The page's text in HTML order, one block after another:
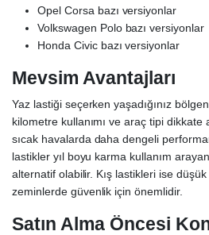
Opel Corsa bazı versiyonlar
Volkswagen Polo bazı versiyonlar
Honda Civic bazı versiyonlar
Mevsim Avantajları
Yaz lastiği seçerken yaşadığınız
kilometre kullanımı ve araç tipi dikkate
sıcak havalarda daha dengeli
lastikler yıl boyu karma kullanım
alternatif olabilir. Kış lastikleri ise düşük
zeminlerde güvenlik için önemlidir.
Satın Alma Öncesi